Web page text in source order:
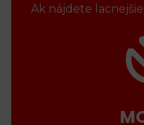
Ak nájdete